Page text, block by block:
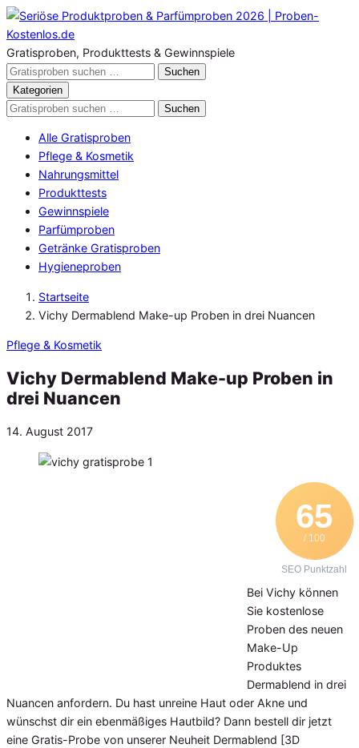
Zum
Inhalt
springen
Gratisproben, Produkttests & Gewinnspiele
Gratisproben
durchsuchen
Suchen
Kategorien
Gratisproben
Suchen
Alle Gratisproben
Pflege & Kosmetik
Nahrungsmittel
Produkttests
Gewinnspiele
Parfümproben
Getränke Gratisproben
Hygieneproben
Startseite
Vichy Dermablend Make-up Proben in drei Nuancen
Pflege & Kosmetik
Vichy Dermablend Make-up Proben in
drei Nuancen
Veröffentlicht
14. August 2017
65
/ 100
SEO Punktzahl
Bei Vichy können
Sie kostenlose
Proben des neuen
Make-Up
Produktes
Dermablend in drei
Nuancen anfordern. Du hast unreine Haut oder Akne und
wünschst dir ein ebenmäßiges Hautbild? Dann bestell dir jetzt
eine Gratis-Probe von unserer Neuheit Dermablend [3D